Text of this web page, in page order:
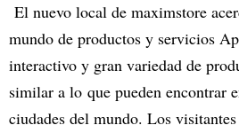
El nuevo local de maximstore
mundo de productos y servicios
interactivo y gran variedad de
similar a lo que pueden encontrar
ciudades del mundo. Los